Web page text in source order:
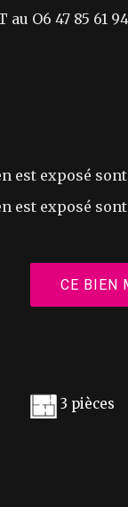
O6 47 85 61 94
est exposé
est exposé
CE BIEN
3 pièces